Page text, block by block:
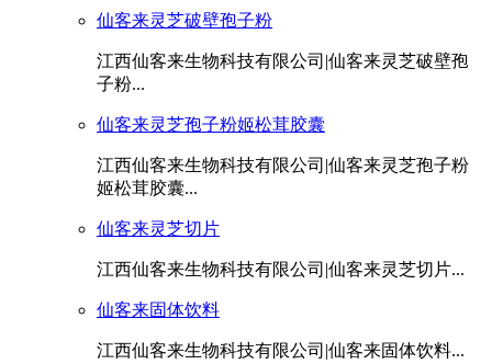
仙客来灵芝破壁孢子粉
江西仙客来生物科技有限公司|仙客来灵芝破壁孢
子粉...
仙客来灵芝孢子粉姬松茸胶囊
江西仙客来生物科技有限公司|仙客来灵芝孢子粉
姬松茸胶囊...
仙客来灵芝切片
江西仙客来生物科技有限公司|仙客来灵芝切片...
仙客来固体饮料
江西仙客来生物科技有限公司|仙客来固体饮料...